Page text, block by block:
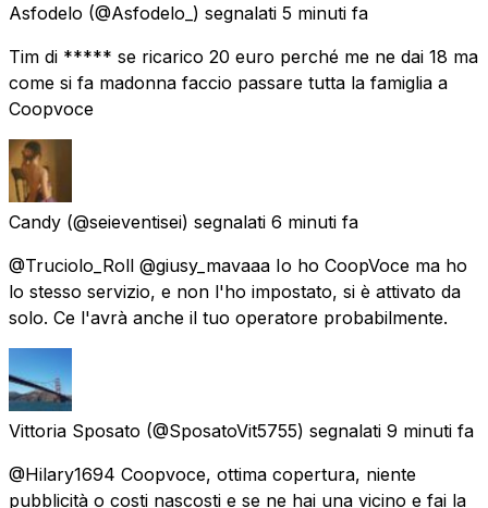
Asfodelo (@Asfodelo_) segnalati 5 minuti fa
Tim di ***** se ricarico 20 euro perché me ne dai 18 ma
come si fa madonna faccio passare tutta la famiglia a
Coopvoce
Candy (@seieventisei) segnalati 6 minuti fa
@Truciolo_Roll @giusy_mavaaa Io ho CoopVoce ma ho
lo stesso servizio, e non l'ho impostato, si è attivato da
solo. Ce l'avrà anche il tuo operatore probabilmente.
Vittoria Sposato (@SposatoVit5755) segnalati 9 minuti fa
@Hilary1694 Coopvoce, ottima copertura, niente
pubblicità o costi nascosti e se ne hai una vicino e fai la